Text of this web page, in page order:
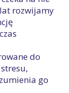
rozwijamy
do
go